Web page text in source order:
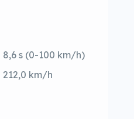
8,6 s (0-100 km/h)
212,0 km/h